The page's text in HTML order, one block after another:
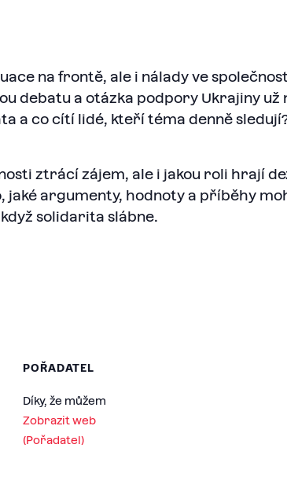
na frontě, ale i nálady ve
debatu a otázka podpory Ukrajiny už
a co cítí lidé, kteří téma denně
ztrácí zájem, ale i jakou roli hrají
jaké argumenty, hodnoty a příběhy
solidarita slábne.
POŘADATEL
Díky, že můžem
Zobrazit web
(Pořadatel)